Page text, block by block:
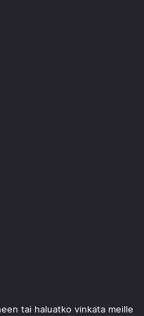
tai haluatko vinkata meille